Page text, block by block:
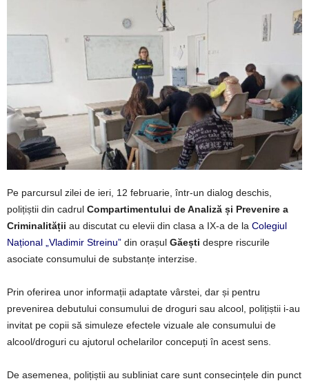
Pe parcursul zilei de ieri, 12 februarie, într-un dialog deschis,
polițiștii din cadrul Compartimentului de Analiză și Prevenire a
Criminalității au discutat cu elevii din clasa a IX-a de la Colegiul
Național „Vladimir Streinu” din orașul Găești despre riscurile
asociate consumului de substanțe interzise.
Prin oferirea unor informații adaptate vârstei, dar și pentru
prevenirea debutului consumului de droguri sau alcool, polițiștii i-au
invitat pe copii să simuleze efectele vizuale ale consumului de
alcool/droguri cu ajutorul ochelarilor concepuți în acest sens.
De asemenea, polițiștii au subliniat care sunt consecințele din punct